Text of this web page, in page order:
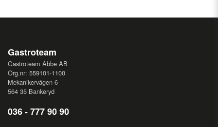
Gastroteam
Gastroteam Abbe AB
Org.nr: 559101-1100
Mekanikervägen 6
564 35 Bankeryd
036 - 777 90 90